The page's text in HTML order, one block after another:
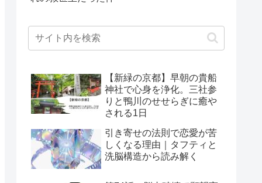
【新緑の京都】早朝の貴船
神社で心身を浄化。三社参
りと鴨川のせせらぎに癒や
される1日
引き寄せの法則で恋愛が苦
しくなる理由｜タフティと
洗脳構造から読み解く